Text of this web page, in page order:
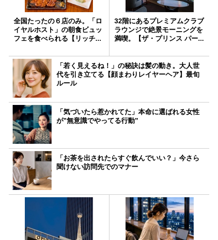
全国たったの６店のみ。「ロ
イヤルホスト」の朝食ビュッ
フェを食べられる【リッチ...
32階にあるプレミアムクラブ
ラウンジで絶景モーニングを
満喫。【ザ・プリンス パー...
「若く見えるね！」の秘訣は髪の動き。大人世
代を引き立てる【顔まわりレイヤーヘア】最旬
ルール
「気づいたら惹かれてた」本命に選ばれる女性
が”無意識でやってる行動”
「お茶を出されたらすぐ飲んでいい？」今さら
聞けない訪問先でのマナー